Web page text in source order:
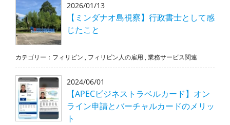
2026/01/13
【ミンダナオ島視察】行政書士として感
じたこと
カテゴリー： フィリピン , フィリピン人の雇用 , 業務サービス関連
2024/06/01
【APECビジネストラベルカード】オン
ライン申請とバーチャルカードのメリッ
ト